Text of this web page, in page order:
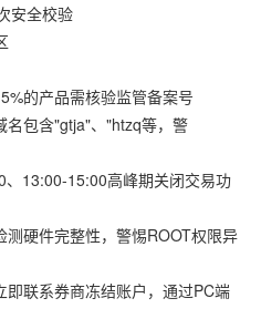
安全校验
的产品需核验监管备案号
名包含"gtja"、"htzq等，警
13:00-15:00高峰期关闭交易功
硬件完整性，警惕ROOT权限异
联系券商冻结账户，通过PC端